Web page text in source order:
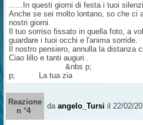
......In questi giorni di festa i tuoi
Anche se sei molto lontano, so che ci
nostri giorni.
Il tuo sorriso fissato in quella foto, a
guardare i tuoi occhi e l'anima sorride.
Il nostro pensiero, annulla la distanza
Ciao lillo e tanti auguri..
&nbs p;
p; La tua zia
Reazione
n °4
da angelo_Tursi il 22/02/